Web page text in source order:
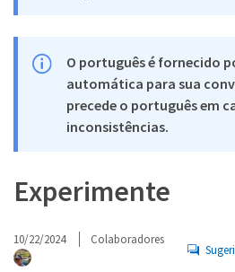
O português é fornecido
automática para sua
precede o português em
inconsistências.
Experimente
10/22/2024 Colaboradores